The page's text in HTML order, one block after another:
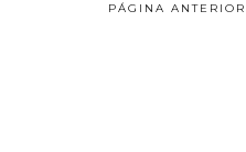
PÁGINA ANTERIOR